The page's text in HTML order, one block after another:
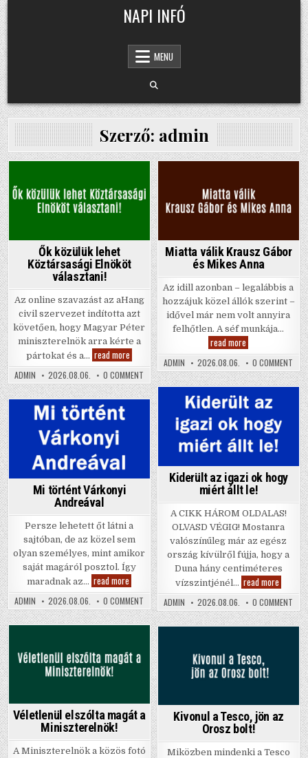
Skip
to
content
NAPI INFÓ
MENU
Szerző: admin
in
Ők közülük lehet
Köztársasági Elnököt
választani!
Az online szavazást az aHang
civil szervezet indította azt
követően, hogy Magyar Péter
miniszterelnök arra kérte a
pártokat és a… read more
közülük
lehet
Köztársasági
Elnököt
választani!
ADMIN 2026.08.06. 0 COMMENT ON
ŐK
KÖZÜLÜK
LEHET
KÖZTÁRSASÁGI
ELNÖKÖT
VÁLASZTANI!
in
Miatta válik Krausz Gábor
és Mikes Anna
Az idill azonban – legalábbis a
hozzájuk közel állók szerint –
idővel már nem volt annyira
felhőtlen. A séf munkája…
read more
válik
Krausz
Gábor
és
Mikes
Anna
ADMIN 2026.08.06. 0 COMMENT ON
Posted
in
Kiderült az igazi ok hogy
miért állt le!
A CIKK HÁROM OLDALAS!
OLVASD VÉGIG! Mostanra
valószínűleg már az egész
ország kívülről fújja, hogy a
Duna hány centiméteres
vízszintjénél… read more Kiderült
az
igazi
ok
hogy
miért
ADMIN 2026.08.06. 0 COMMENT ON
AZ
ÁLLT
LE!
Posted
in
Mi történt Várkonyi
Andreával
Persze lehetett őt látni a
sajtóban, de az közel sem
olyan személyes, mint amikor
saját magáról posztol. Így
maradnak az… read more
történt
Várkonyi
Andreával
ADMIN 2026.08.06. 0 COMMENT ON
MI
TÖRTÉNT
VÁRKONYI
ANDREÁVAL
in
Véletlenül elszólta magát a
Miniszterelnök!
A Miniszterelnök a közös fotó
in
Kivonul a Tesco, jön az
Orosz bolt!
Miközben mindenki a Tesco